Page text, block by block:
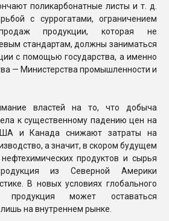
поликарбонатные листы и т. д.
с суррогатами, ограничением
продукции, которая не
стандартам, должны заниматься
с помощью государства, а именно
— Министерства промышленности и
властей на то, что добыча
к существенному падению цен на
и Канада снижают затраты на
а значит, в скором будущем
продуктов и сырья
из Северной Америки
В новых условиях глобального
продукция может оставаться
на внутреннем рынке.